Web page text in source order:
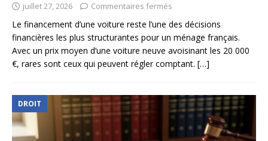
juillet 27, 2026 Commentaires fermés
Le financement d’une voiture reste l’une des décisions
financières les plus structurantes pour un ménage français.
Avec un prix moyen d’une voiture neuve avoisinant les 20 000
€, rares sont ceux qui peuvent régler comptant. […]
DROIT